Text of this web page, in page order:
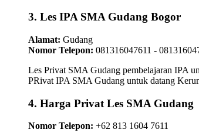
3. Les IPA SMA Gudang Bogor
Alamat: Gudang
Nomor Telepon: 081316047611 -
Les Privat SMA Gudang pembelajaran IPA
PRivat IPA SMA Gudang untuk datang
4. Harga Privat Les SMA Gudang
Nomor Telepon: +62 813 1604 7611